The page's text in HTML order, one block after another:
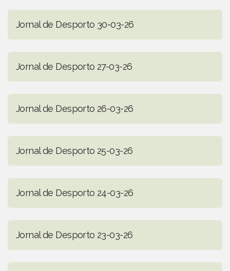
Jornal de Desporto 30-03-26
Jornal de Desporto 27-03-26
Jornal de Desporto 26-03-26
Jornal de Desporto 25-03-26
Jornal de Desporto 24-03-26
Jornal de Desporto 23-03-26